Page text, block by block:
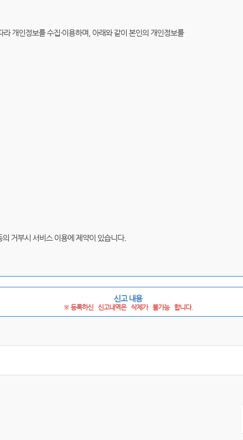
라 개인정보를 수집·이용하며, 아래와 같이 본인의 개인정보를
거부시 서비스 이용에 제약이 있습니다.
신고 내용
※ 등록하신   신고내역은   삭제가   불가능   합니다.